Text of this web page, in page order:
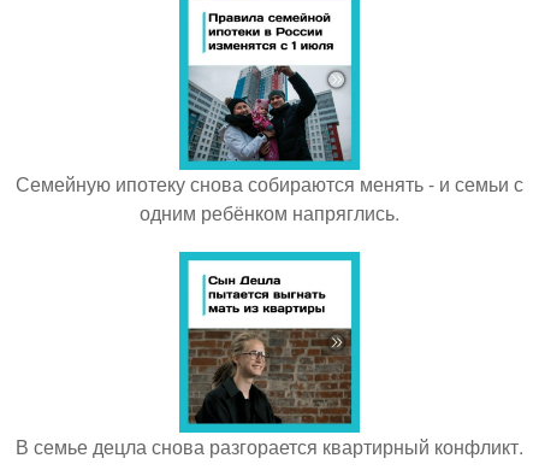
Семейную ипотеку снова собираются менять - и семьи с
одним ребёнком напряглись.
В семье децла снова разгорается квартирный конфликт.